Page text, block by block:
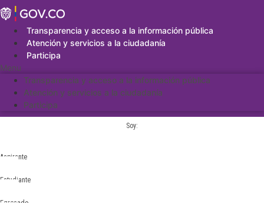
Saltar
al
contenidoTransparencia y acceso a la información pública
Atención y servicios a la ciudadanía
Participa
Menu
Transparencia y acceso a la información pública
Atención y servicios a la ciudadanía
Participa
Soy:
Aspirante
Estudiante